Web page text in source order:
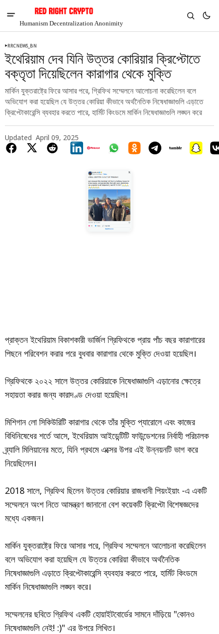
Humanism Decentralization Anonimity
RRCNEWS_BN
ইথেরিয়াম দেব যিনি উত্তর কোরিয়ার ক্রিপ্টোতে
বক্তৃতা দিয়েছিলেন কারাগার থেকে মুক্তি
মার্কিন যুক্তরাষ্ট্রে ফিরে আসার পরে, গ্রিফিথ সম্মেলনে আলোচনা করেছিলেন বলে
অভিযোগ করা হয়েছিল যে উত্তর কোরিয়া কীভাবে অর্থনৈতিক নিষেধাজ্ঞাগুলি এড়াতে
ক্রিপ্টোকারেন্সি ব্যবহার করতে পারে, হার্মিট কিংডমে মার্কিন নিষেধাজ্ঞাগুলি লঙ্ঘন করে
Updated April 09, 2025
প্রাক্তন ইথেরিয়াম বিকাশকারী ভার্জিল গ্রিফিথকে প্রায় পাঁচ বছর কারাগারের
পিছনে পরিবেশন করার পরে বুধবার কারাগার থেকে মুক্তি দেওয়া হয়েছিল।
গ্রিফিথকে ২০২২ সালে উত্তর কোরিয়াকে নিষেধাজ্ঞাগুলি এড়ানোর ক্ষেত্রে
সহায়তা করার জন্য কারাদণ্ড দেওয়া হয়েছিল।
মিশিগান লো সিকিউরিটি কারাগার থেকে তাঁর মুক্তি প্যারোলে এবং কাজের
বিধিনিষেধের শর্তে আসে, ইথেরিয়াম আইডেন্টিটি ফাউন্ডেশনের নির্বাহী পরিচালক
ব্র্যালি মিলিয়ানের মতে, যিনি প্রথমে এক্সের উপর এই উন্নয়নটি ভাগ করে
নিয়েছিলেন।
2018 সালে, গ্রিফিথ ছিলেন উত্তর কোরিয়ার রাজধানী পিয়ংইয়াং -এ একটি
সম্মেলনে অংশ নিতে আমন্ত্রণ জানানো বেশ কয়েকটি ক্রিপ্টো বিশেষজ্ঞদের
মধ্যে একজন।
মার্কিন যুক্তরাষ্ট্রে ফিরে আসার পরে, গ্রিফিথ সম্মেলনে আলোচনা করেছিলেন
বলে অভিযোগ করা হয়েছিল যে উত্তর কোরিয়া কীভাবে অর্থনৈতিক
নিষেধাজ্ঞাগুলি এড়াতে ক্রিপ্টোকারেন্সি ব্যবহার করতে পারে, হার্মিট কিংডমে
মার্কিন নিষেধাজ্ঞাগুলি লঙ্ঘন করে।
সম্মেলনের ছবিতে গ্রিফিথ একটি হোয়াইটবোর্ডের সামনে দাঁড়িয়ে "কোনও
নিষেধাজ্ঞাগুলি নেই! :)" এর উপরে লিখিত।